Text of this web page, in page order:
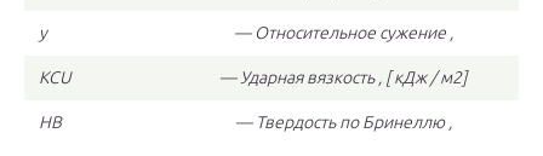
y — Относительное сужение ,
KCU — Ударная вязкость , [ кДж / м2]
HB — Твердость по Бринеллю ,